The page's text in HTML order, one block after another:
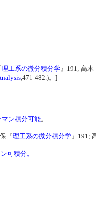
理工系の微分積分学 』191; 高木
,471-482.)。]
マン積分可能。
『理工系の微分積分学 』191;
可積分。